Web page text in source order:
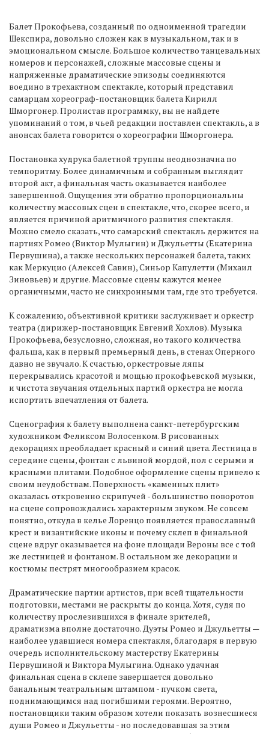
Балет Прокофьева, созданный по одноименной трагедии
Шекспира, довольно сложен как в музыкальном, так и в
эмоциональном смысле. Большое количество танцевальных
номеров и персонажей, сложные массовые сцены и
напряженные драматические эпизоды соединяются
воедино в трехактном спектакле, который представил
самарцам хореограф-постановщик балета Кирилл
Шморгонер. Пролистав программку, вы не найдете
упоминаний о том, в чьей редакции поставлен спектакль, а в
анонсах балета говорится о хореографии Шморгонера.
Постановка худрука балетной труппы неоднозначна по
темпоритму. Более динамичным и собранным выглядит
второй акт, а финальная часть оказывается наиболее
завершенной. Ощущения эти обратно пропорциональны
количеству массовых сцен в спектакле, что, скорее всего, и
является причиной аритмичного развития спектакля.
Можно смело сказать, что самарский спектакль держится на
партиях Ромео (Виктор Мулыгин) и Джульетты (Екатерина
Первушина), а также нескольких персонажей балета, таких
как Меркуцио (Алексей Савин), Синьор Капулетти (Михаил
Зиновьев) и другие. Массовые сцены кажутся менее
органичными, часто не синхронными там, где это требуется.
К сожалению, объективной критики заслуживает и оркестр
театра (дирижер-постановщик Евгений Хохлов). Музыка
Прокофьева, безусловно, сложная, но такого количества
фальша, как в первый премьерный день, в стенах Оперного
давно не звучало. К счастью, оркестровые ляпы
перекрывались красотой и мощью прокофьевской музыки,
и чистота звучания отдельных партий оркестра не могла
испортить впечатления от балета.
Сценография к балету выполнена санкт-петербургским
художником Феликсом Волосенком. В рисованных
декорациях преобладает красный и синий цвета. Лестница в
середине сцены, фонтан с львиной мордой, пол с серыми и
красными плитами. Подобное оформление сцены привело к
своим неудобствам. Поверхность «каменных плит»
оказалась откровенно скрипучей - большинство поворотов
на сцене сопровождались характерным звуком. Не совсем
понятно, откуда в келье Лоренцо появляется православный
крест и византийские иконы и почему склеп в финальной
сцене вдруг оказывается на фоне площади Вероны все с той
же лестницей и фонтаном. В остальном же декорации и
костюмы пестрят многообразием красок.
Драматические партии артистов, при всей тщательности
подготовки, местами не раскрыты до конца. Хотя, судя по
количеству прослезившихся в финале зрителей,
драматизма вполне достаточно. Дуэты Ромео и Джульетты —
наиболее удавшиеся номера спектакля, благодаря в первую
очередь исполнительскому мастерству Екатерины
Первушиной и Виктора Мулыгина. Однако удачная
финальная сцена в склепе завершается довольно
банальным театральным штампом - пучком света,
поднимающимся над погибшими героями. Вероятно,
постановщики таким образом хотели показать вознесшиеся
души Ромео и Джульетты - но последовавшая за этим